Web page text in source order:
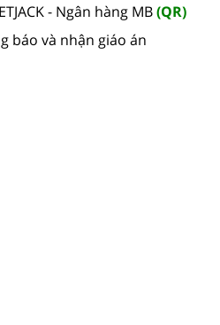
- Ngân hàng MB(QR)
báo và nhận giáo án